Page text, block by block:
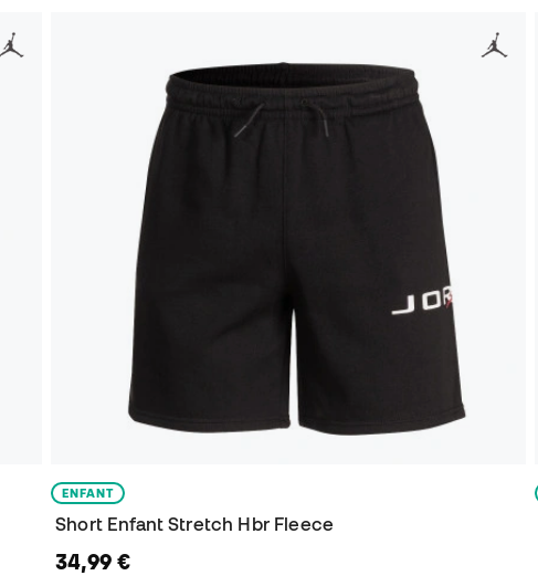
ENFANT
Short Enfant Stretch Hbr Fleece
34,99 €